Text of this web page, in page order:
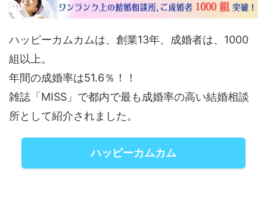
ハッピーカムカムは、創業13年、成婚者は、1000
組以上。
年間の成婚率は51.6％！！
雑誌「MISS」で都内で最も成婚率の高い結婚相談
所として紹介されました。
ハッピーカムカム